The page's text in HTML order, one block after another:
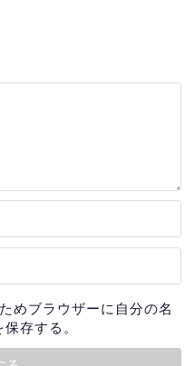
めブラウザーに自分の名
存する。